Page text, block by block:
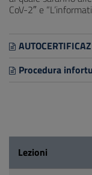
CoV-2″ e
Procedura
Lezioni